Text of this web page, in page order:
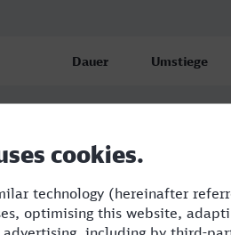
Dauer Umstiege
5:32 2